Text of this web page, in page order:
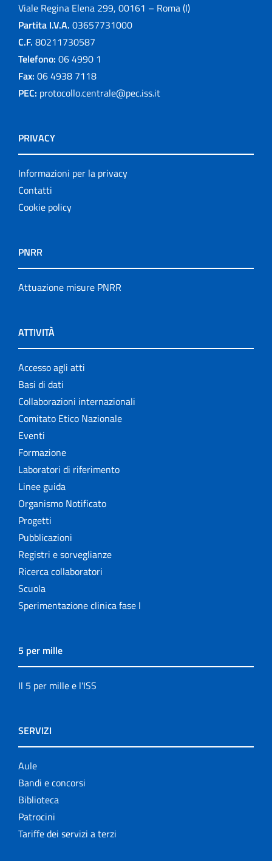
Viale Regina Elena 299, 00161 – Roma (I)
Partita I.V.A. 03657731000
C.F. 80211730587
Telefono: 06 4990 1
Fax: 06 4938 7118
PEC: protocollo.centrale@pec.iss.it
PRIVACY
Informazioni per la privacy
Contatti
Cookie policy
PNRR
Attuazione misure PNRR
ATTIVITÀ
Accesso agli atti
Basi di dati
Collaborazioni internazionali
Comitato Etico Nazionale
Eventi
Formazione
Laboratori di riferimento
Linee guida
Organismo Notificato
Progetti
Pubblicazioni
Registri e sorveglianze
Ricerca collaboratori
Scuola
Sperimentazione clinica fase I
5 per mille
Il 5 per mille e l'ISS
SERVIZI
Aule
Bandi e concorsi
Biblioteca
Patrocini
Tariffe dei servizi a terzi